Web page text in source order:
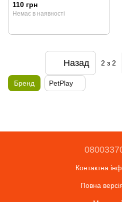
110 грн
Немає в наявності
Назад 2 з 2
Бренд PetPlay
Контактна
Повна